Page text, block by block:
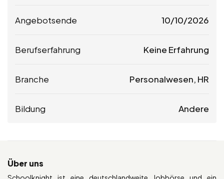
Angebotsende 10/10/2026
Berufserfahrung Keine Erfahrung
Branche Personalwesen, HR
Bildung Andere
Über uns